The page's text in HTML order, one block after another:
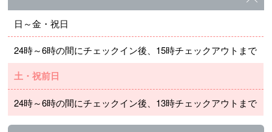
日～金・祝日
24時～6時の間にチェックイン後、15時チェックアウトまで
土・祝前日
24時～6時の間にチェックイン後、13時チェックアウトまで